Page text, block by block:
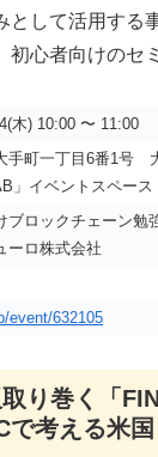
として活用する
初心者向けのセ
木) 10:00 〜 11:00
手町一丁目6番1号
」イベントスペース
ブロックチェーン勉
ーロ株式会社
event/632105
り巻く「
で考える米